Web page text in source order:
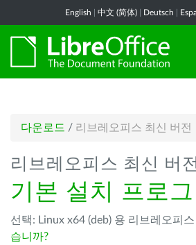
English 中文 (简体) Deutsch
다운로드 / 리브레오피스 최신 버전
리브레오피스 최신 버전
기본 설치 프로그
선택: Linux x64 (deb) 용 리브레오피
습니까?